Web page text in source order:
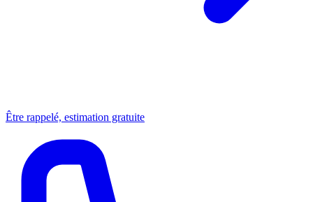
Être rappelé, estimation gratuite